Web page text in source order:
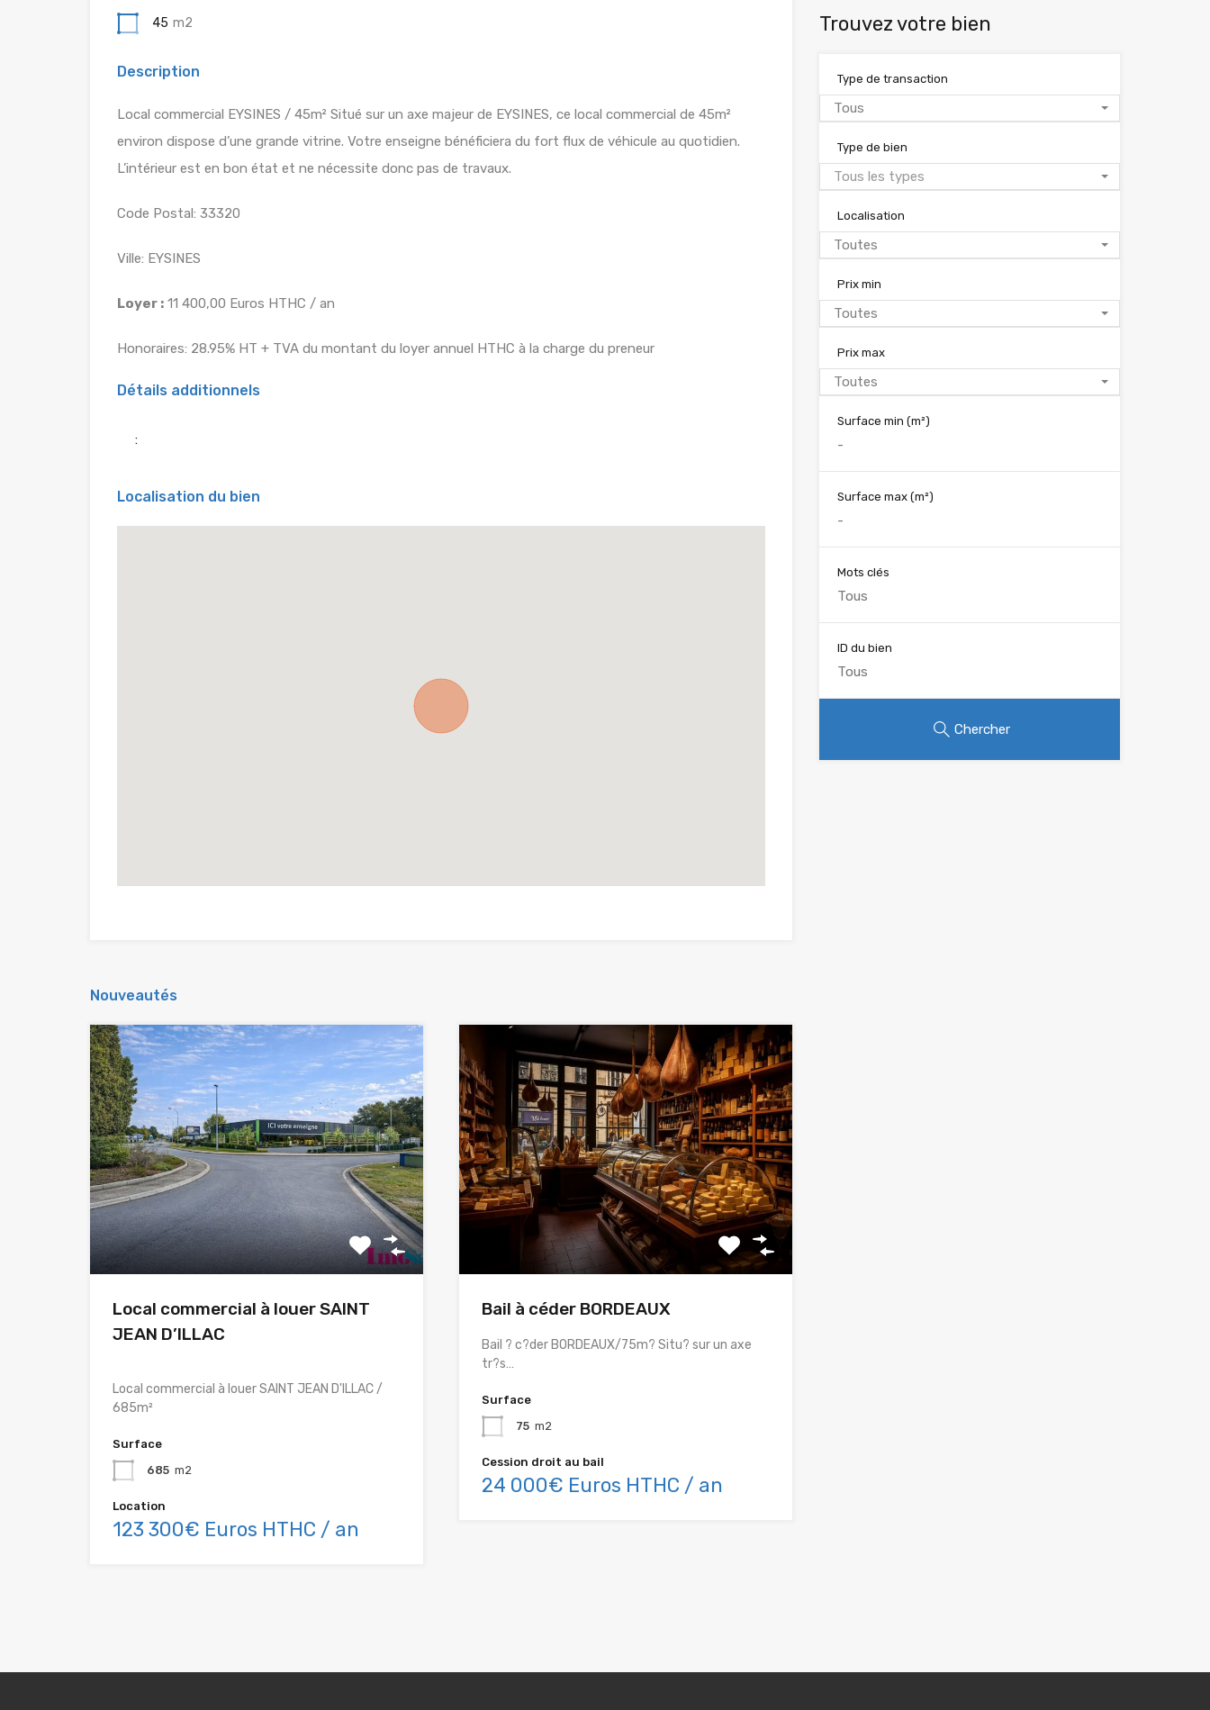
45 m2
Description
Local commercial EYSINES / 45m² Situé sur un axe majeur de EYSINES, ce local commercial de 45m²
environ dispose d’une grande vitrine. Votre enseigne bénéficiera du fort flux de véhicule au quotidien.
L’intérieur est en bon état et ne nécessite donc pas de travaux.
Code Postal: 33320
Ville: EYSINES
Loyer : 11 400,00 Euros HTHC / an
Honoraires: 28.95% HT + TVA du montant du loyer annuel HTHC à la charge du preneur
Détails additionnels
:
Localisation du bien
Nouveautés
Local commercial à louer SAINT
JEAN D’ILLAC
Local commercial à louer SAINT JEAN D'ILLAC /
685m²
Surface
685 m2
Location
123 300€ Euros HTHC / an
Bail à céder BORDEAUX
Bail ? c?der BORDEAUX/75m? Situ? sur un axe
tr?s…
Surface
75 m2
Cession droit au bail
24 000€ Euros HTHC / an
Trouvez votre bien
Type de transaction
Tous
Type de bien
Tous les types
Localisation
Toutes
Prix min
Toutes
Prix max
Toutes
Surface min (m²)
Surface max (m²)
Mots clés
ID du bien
Chercher